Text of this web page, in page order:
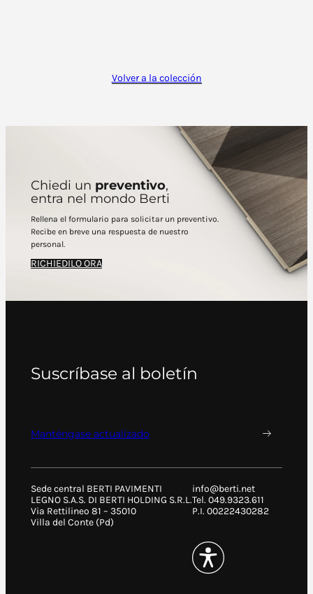
Volver a la colección
Chiedi un preventivo,
entra nel mondo Berti
Rellena el formulario para solicitar un preventivo.
Recibe en breve una respuesta de nuestro
personal.
RICHIEDILO ORA
Suscríbase al boletín
Manténgase actualizado
Sede central BERTI PAVIMENTI
LEGNO S.A.S. DI BERTI HOLDING S.R.L.
Via Rettilineo 81 – 35010
Villa del Conte (Pd)
info@berti.net
Tel. 049.9323.611
P.I. 00222430282